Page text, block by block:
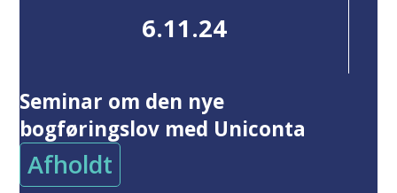
6.11.24
Seminar om den nye
bogføringslov med Uniconta
Afholdt